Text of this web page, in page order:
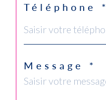
Téléphone *
Message *